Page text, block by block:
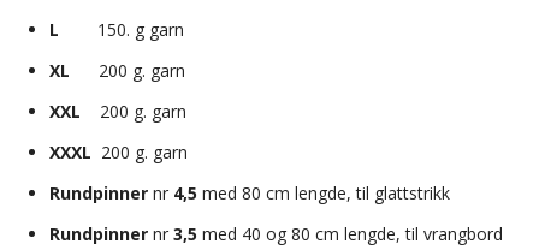
L 150. g garn
XL 200 g. garn
XXL 200 g. garn
XXXL 200 g. garn
Rundpinner nr 4,5 med 80 cm lengde, til glattstrikk
Rundpinner nr 3,5 med 40 og 80 cm lengde, til vrangbord